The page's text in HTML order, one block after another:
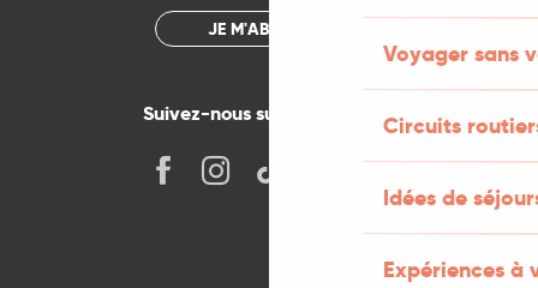
Voyager sans
Circuits
Idées de
Expériences à
JE M'ABONNE
Suivez-nous sur les réseaux !